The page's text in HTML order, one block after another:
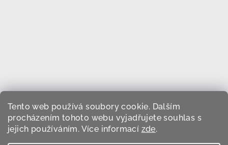
Tento web používá soubory cookie. Dalším
procházením tohoto webu vyjadřujete souhlas s
jejich používáním. Více informací zde.